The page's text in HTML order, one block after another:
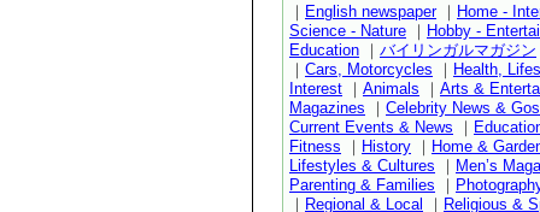
｜ English newspaper｜ Home -
Science - Nature ｜ Hobby -
Education ｜ バイリンガルマガジン
｜ Cars, Motorcycles ｜ Health,
Interest ｜ Animals ｜ Arts &
Magazines ｜ Celebrity News &
Current Events & News ｜
Fitness ｜ History ｜ Home &
Lifestyles & Cultures ｜ Men’s
Parenting & Families ｜
｜ Regional & Local ｜ Religious &